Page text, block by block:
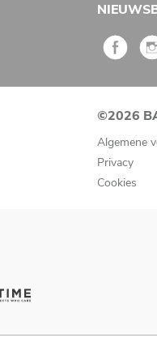
©2026
Algemene
Privacy
Cookies